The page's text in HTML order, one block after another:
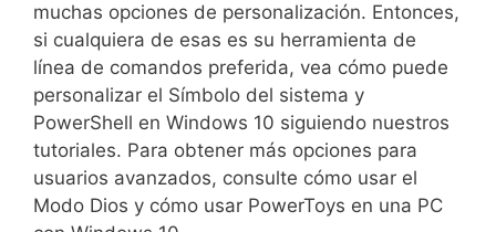
muchas opciones de personalización. Entonces,
si cualquiera de esas es su herramienta de
línea de comandos preferida, vea cómo puede
personalizar el Símbolo del sistema y
PowerShell en Windows 10 siguiendo nuestros
tutoriales. Para obtener más opciones para
usuarios avanzados, consulte cómo usar el
Modo Dios y cómo usar PowerToys en una PC